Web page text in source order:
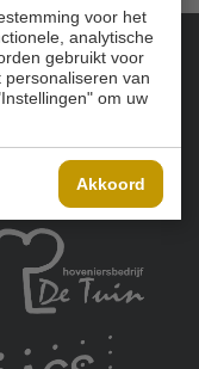
voor het
analytische
gebruikt voor
van
om uw
Akkoord